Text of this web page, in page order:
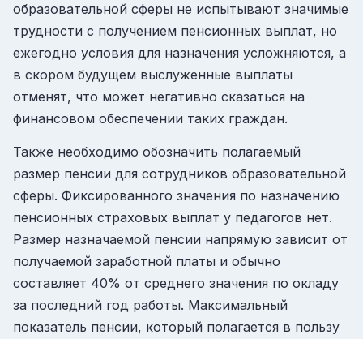
образовательной сферы не испытывают значимые
трудности с получением пенсионных выплат, но
ежегодно условия для назначения усложняются, а
в скором будущем выслуженные выплаты
отменят, что может негативно сказаться на
финансовом обеспечении таких граждан.
Также необходимо обозначить полагаемый
размер пенсии для сотрудников образовательной
сферы. Фиксированного значения по назначению
пенсионных страховых выплат у педагогов нет.
Размер назначаемой пенсии напрямую зависит от
получаемой заработной платы и обычно
составляет 40% от среднего значения по окладу
за последний год работы. Максимальный
показатель пенсии, который полагается в пользу